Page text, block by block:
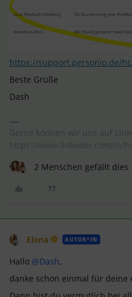
https://support.personio.de/
Beste Grüße
Dash
2 Menschen gefällt dies
Elena AUTOR*IN
Hallo @Dash,
danke schon einmal für deine